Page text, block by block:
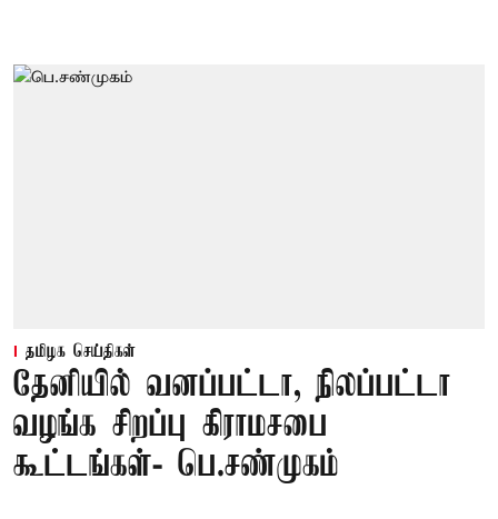
தமிழக செய்திகள்
தேனியில் வனப்பட்டா, நிலப்பட்டா
வழங்க சிறப்பு கிராமசபை
கூட்டங்கள்- பெ.சண்முகம்